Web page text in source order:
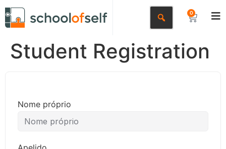
0
Student Registration
Nome próprio